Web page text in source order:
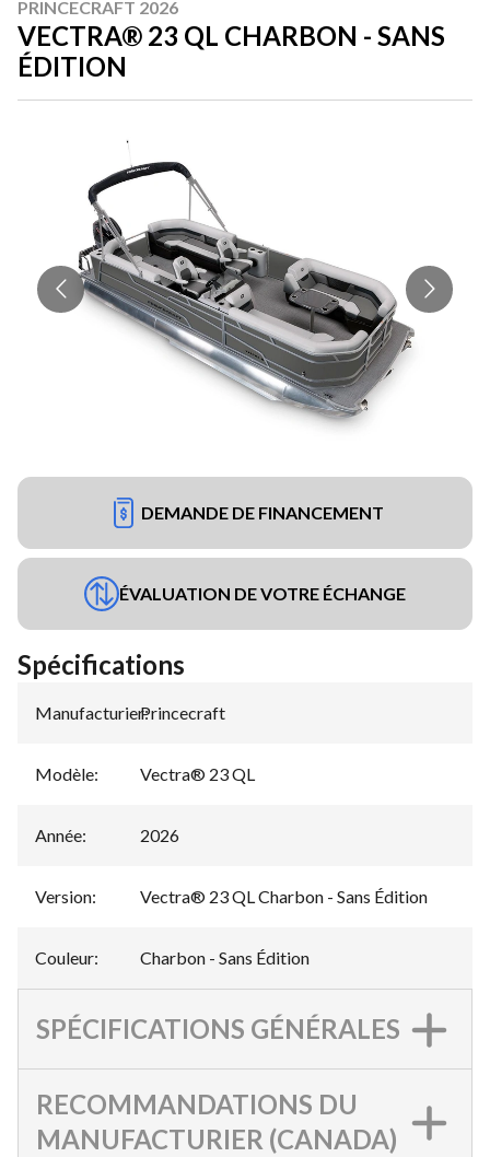
PRINCECRAFT 2026
VECTRA® 23 QL CHARBON - SANS
ÉDITION
DEMANDE DE FINANCEMENT
ÉVALUATION DE VOTRE ÉCHANGE
Spécifications
Manufacturier:
Princecraft
Modèle: Vectra® 23 QL
Année: 2026
Version: Vectra® 23 QL Charbon - Sans Édition
Couleur: Charbon - Sans Édition
SPÉCIFICATIONS GÉNÉRALES
RECOMMANDATIONS DU
MANUFACTURIER (CANADA)